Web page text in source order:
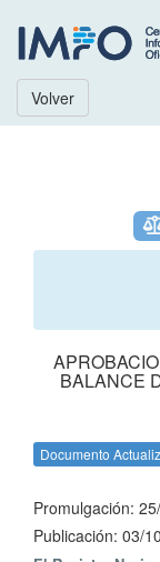
Volver
BALANCE
Documento
Promulgación:
Publicación: 03/